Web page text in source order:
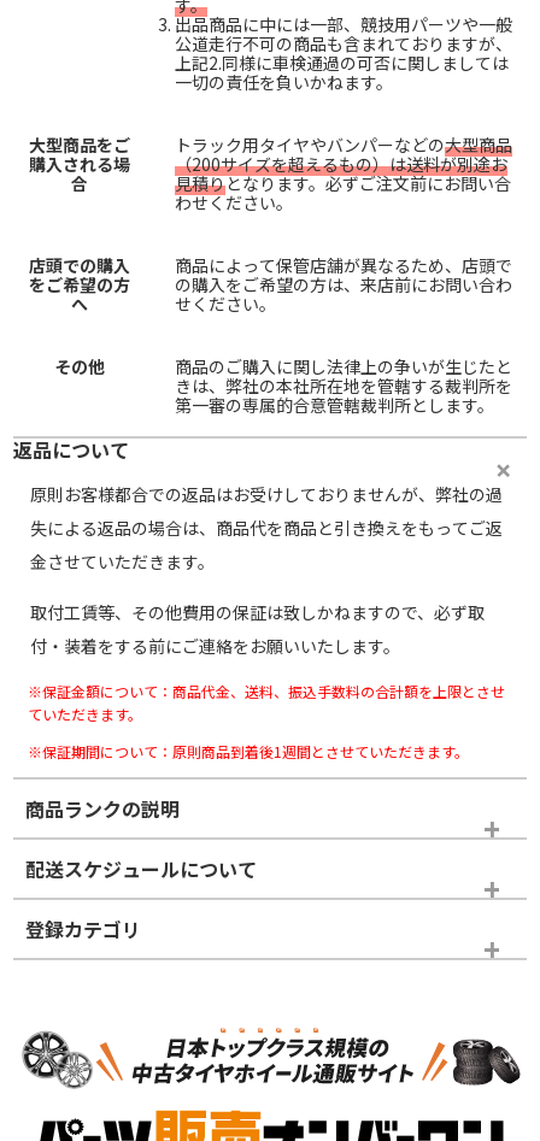
出品商品に中には一部、競技用パーツや一般
公道走行不可の商品も含まれておりますが、
上記2.同様に車検通過の可否に関しましては
一切の責任を負いかねます。
大型商品をご
購入される場
合
トラック用タイヤやバンパーなどの大型商品
（200サイズを超えるもの）は送料が別途お
見積りとなります。必ずご注文前にお問い合
わせください。
店頭での購入
をご希望の方
へ
商品によって保管店舗が異なるため、店頭で
の購入をご希望の方は、来店前にお問い合わ
せください。
その他
商品のご購入に関し法律上の争いが生じたと
きは、弊社の本社所在地を管轄する裁判所を
第一審の専属的合意管轄裁判所とします。
返品について
原則お客様都合での返品はお受けしておりませんが、弊社の過
失による返品の場合は、商品代を商品と引き換えをもってご返
金させていただきます。
取付工賃等、その他費用の保証は致しかねますので、必ず取
付・装着をする前にご連絡をお願いいたします。
※保証金額について：商品代金、送料、振込手数料の合計額を上限とさせ
ていただきます。
※保証期間について：原則商品到着後1週間とさせていただきます。
商品ランクの説明
※商品ランクは出品者の主観により判断しておりますので、あら
かじめご了承ください。
ホイールランク
S
品）
S
新車外し品（新古
付き
配送スケジュールについて
登録カテゴリ
スタッドレスタイヤのみ